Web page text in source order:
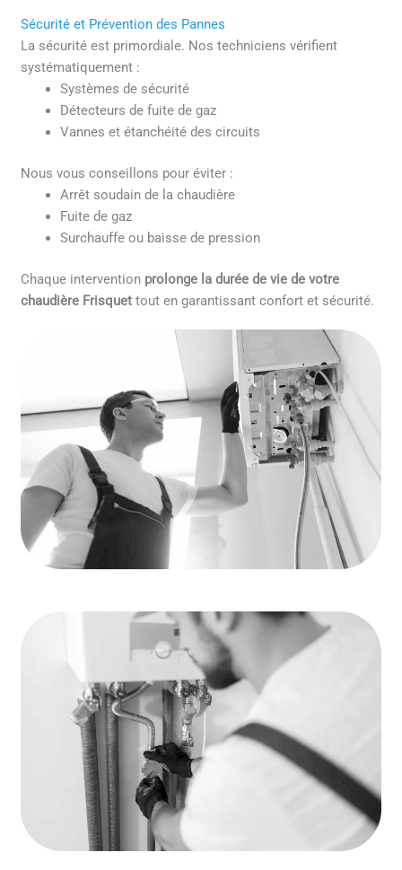
Sécurité et Prévention des Pannes
La sécurité est primordiale. Nos techniciens vérifient
systématiquement :
Systèmes de sécurité
Détecteurs de fuite de gaz
Vannes et étanchéité des circuits
Nous vous conseillons pour éviter :
Arrêt soudain de la chaudière
Fuite de gaz
Surchauffe ou baisse de pression
Chaque intervention prolonge la durée de vie de votre
chaudière Frisquet tout en garantissant confort et sécurité.